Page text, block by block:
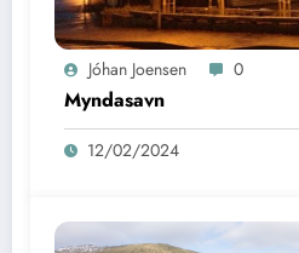
Jóhan Joensen 0
Myndasavn
12/02/2024